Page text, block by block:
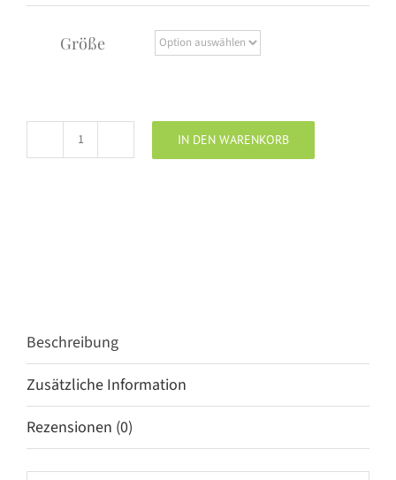
Größe
ODD
IN DEN WARENKORB
Beschreibung
Zusätzliche Information
Rezensionen (0)